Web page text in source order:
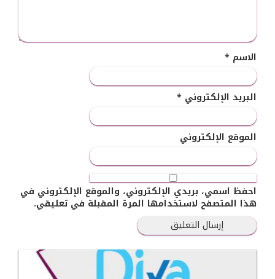
الاسم *
البريد الإلكتروني *
الموقع الإلكتروني
احفظ اسمي، بريدي الإلكتروني، والموقع الإلكتروني في
هذا المتصفح لاستخدامها المرة المقبلة في تعليقي.